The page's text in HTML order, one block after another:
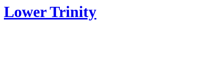
Lower Trinity